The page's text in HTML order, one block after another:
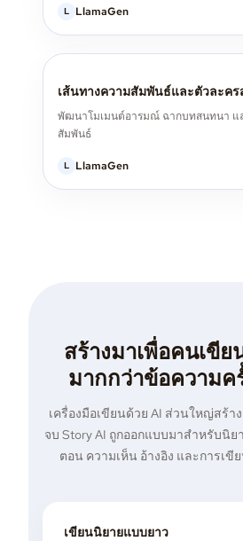
L LlamaGen
เส้นทางความสัมพันธ์และตัวละค
พัฒนาโมเมนต์อารมณ์ ฉากบทสนทนา แ
สัมพันธ์
L LlamaGen
สร้างมาเพื่อคนเขี
มากกว่าข้อความค
เครื่องมือเขียนด้วย AI ส่วนใหญ่สร้
จบ Story AI ถูกออกแบบมาสำหรับนิย
ตอน ความเห็น อ้างอิง และการเขี
เขียนนิยายแบบยาว